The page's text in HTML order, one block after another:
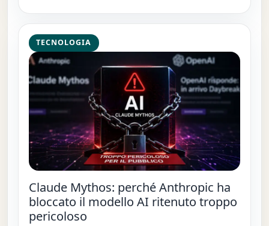
TECNOLOGIA
Claude Mythos: perché Anthropic ha
bloccato il modello AI ritenuto troppo
pericoloso